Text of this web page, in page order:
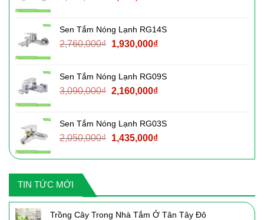
2,220,000₫.là:
1,550,000₫.
Sen Tắm Nóng Lạnh RG14S
2,760,000₫ Giá
2,760,000₫.
1,930,000₫Giá
là:
1,930,000₫.
Sen Tắm Nóng Lạnh RG09S
3,090,000₫ Giá
3,090,000₫.
2,160,000₫Giá
là:
2,160,000₫.
Sen Tắm Nóng Lạnh RG03S
2,050,000₫ Giá
là:
1,435,000₫Giá
tại
TIN TỨC MỚI
Trồng Cây Trong Nhà Tắm Ở Tân Tây Đô